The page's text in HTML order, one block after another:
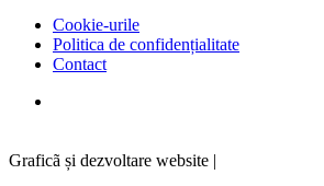
Cookie-urile
Politica de confidențialitate
Contact
Graficã și dezvoltare website |